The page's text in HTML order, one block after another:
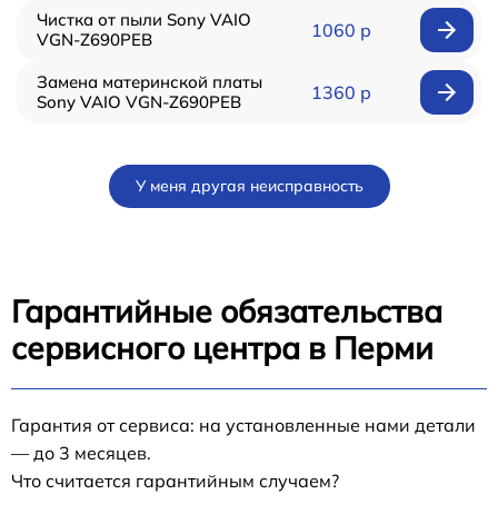
Чистка от пыли Sony VAIO
VGN-Z690PEB
1060 р
Замена материнской платы
Sony VAIO VGN-Z690PEB
1360 р
У меня другая неисправность
Гарантийные обязательства
сервисного центра в Перми
Гарантия от сервиса: на установленные нами детали
— до 3 месяцев.
Что считается гарантийным случаем?